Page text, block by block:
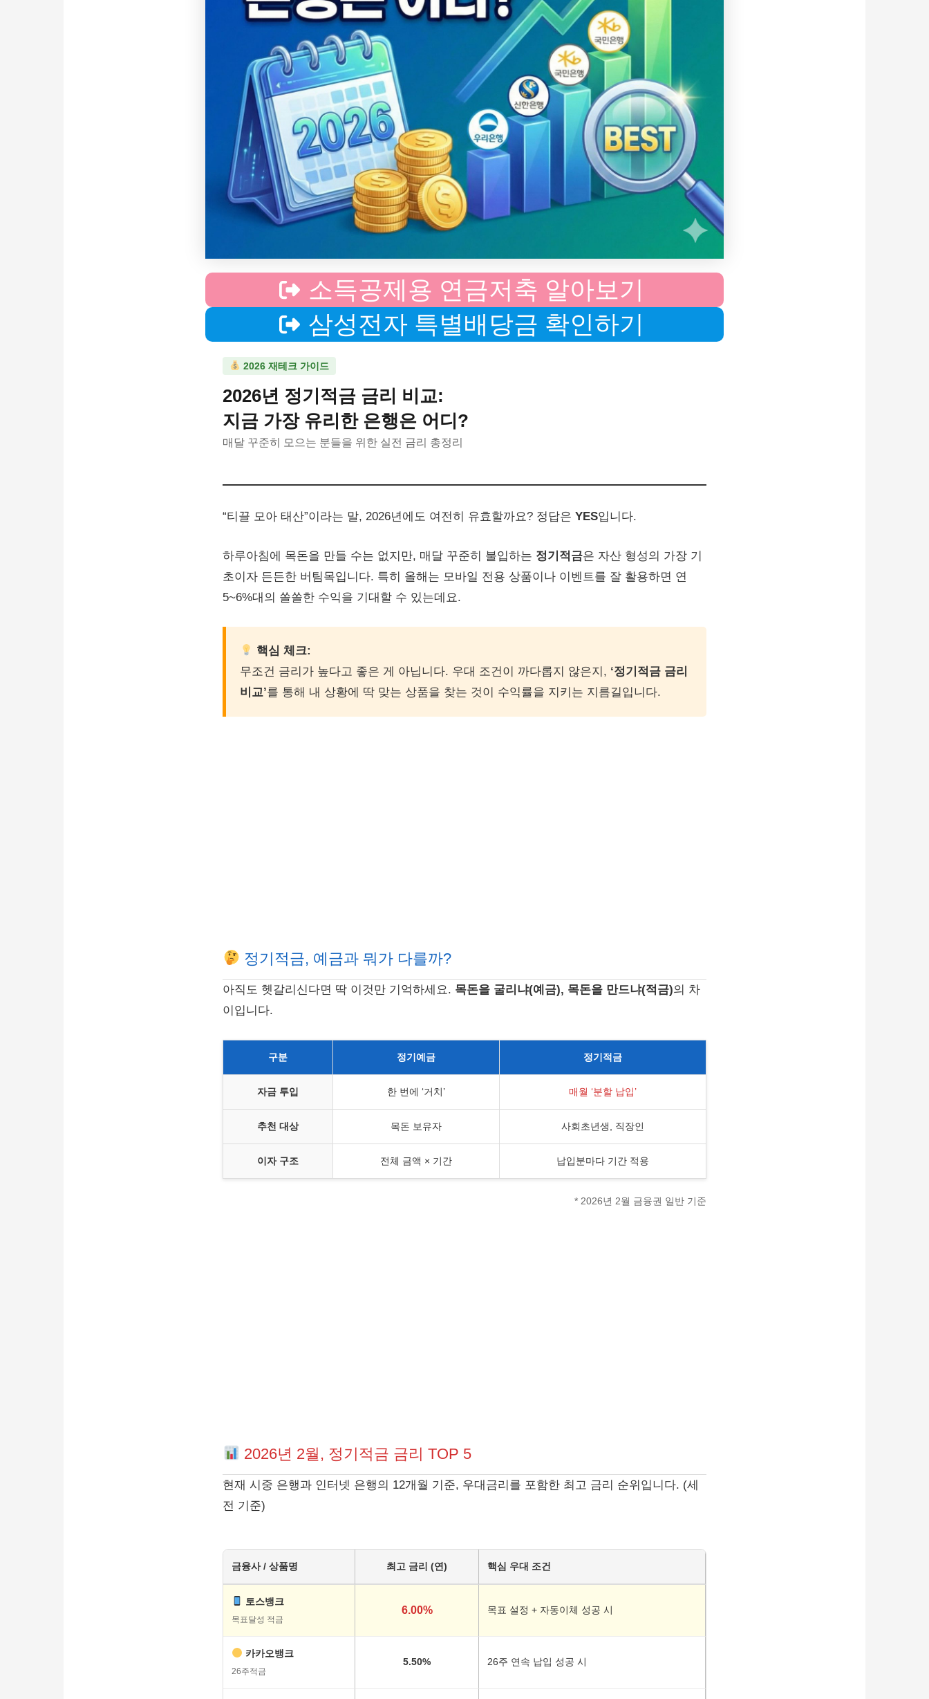
소득공제용 연금저축 알아보기
삼성전자 특별배당금 확인하기
2026 재테크 가이드
2026년 정기적금 금리 비교:
지금 가장 유리한 은행은 어디?
매달 꾸준히 모으는 분들을 위한 실전 금리 총정리
“티끌 모아 태산”이라는 말, 2026년에도 여전히 유효할까요? 정답은 YES입니다.
하루아침에 목돈을 만들 수는 없지만, 매달 꾸준히 불입하는 정기적금은 자산 형성의 가장 기
초이자 든든한 버팀목입니다. 특히 올해는 모바일 전용 상품이나 이벤트를 잘 활용하면 연
5~6%대의 쏠쏠한 수익을 기대할 수 있는데요.
핵심 체크:
무조건 금리가 높다고 좋은 게 아닙니다. 우대 조건이 까다롭지 않은지, ‘정기적금 금리
비교’를 통해 내 상황에 딱 맞는 상품을 찾는 것이 수익률을 지키는 지름길입니다.
정기적금, 예금과 뭐가 다를까?
아직도 헷갈리신다면 딱 이것만 기억하세요. 목돈을 굴리냐(예금), 목돈을 만드냐(적금)의 차
이입니다.
구분 정기예금 정기적금
자금 투입 한 번에 ‘거치’ 매월 ‘분할 납입’
추천 대상 목돈 보유자 사회초년생, 직장인
이자 구조 전체 금액 × 기간 납입분마다 기간 적용
* 2026년 2월 금융권 일반 기준
2026년 2월, 정기적금 금리 TOP 5
현재 시중 은행과 인터넷 은행의 12개월 기준, 우대금리를 포함한 최고 금리 순위입니다. (세
전 기준)
금융사 / 상품명 최고 금리 (연) 핵심 우대 조건
토스뱅크
목표달성 적금
6.00% 목표 설정 + 자동이체 성공 시
카카오뱅크
26주적금
5.50% 26주 연속 납입 성공 시